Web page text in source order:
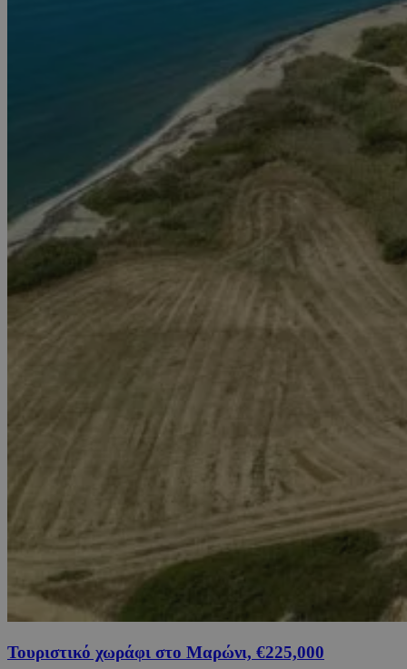
Τουριστικό χωράφι στο Μαρώνι, €225,000